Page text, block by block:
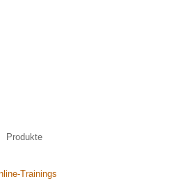
Produkte
Trainings